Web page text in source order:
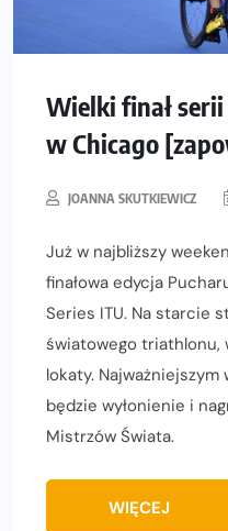
Wielki finał
w Chicago
JOANNA SKUTKIEWICZ
Już w najbliższy
finałowa edycja
Series ITU. Na starcie
światowego triathlonu,
lokaty.
będzie wyłonienie i
Mistrzów Świata.
WIĘCEJ